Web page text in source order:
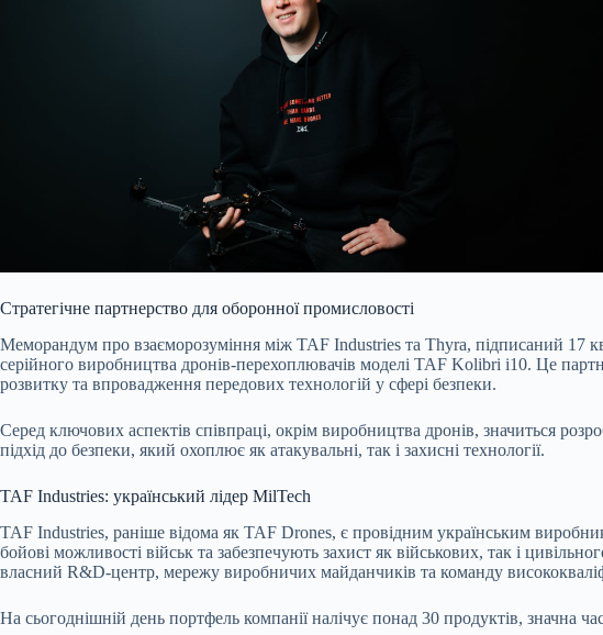
Стратегічне партнерство для оборонної промисловості
Меморандум про взаєморозуміння між TAF Industries та Thyra, підписаний 17
серійного виробництва дронів-перехоплювачів моделі TAF Kolibri i10. Це
розвитку та впровадження передових технологій у сфері безпеки.
Серед ключових аспектів співпраці, окрім виробництва дронів, значиться
підхід до безпеки, який охоплює як атакувальні, так і захисні технології.
TAF Industries: український лідер MilTech
TAF Industries, раніше відома як TAF Drones, є провідним українським
бойові можливості військ та забезпечують захист як військових, так і
власний R&D-центр, мережу виробничих майданчиків та команду
На сьогоднішній день портфель компанії налічує понад 30 продуктів, значна